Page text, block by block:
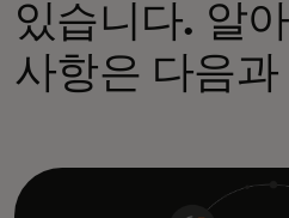
있습니다. 알
사항은 다음